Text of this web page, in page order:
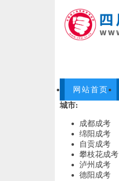
网站首页
城市:
成都成考
绵阳成考
自贡成考
攀枝花成考
泸州成考
德阳成考